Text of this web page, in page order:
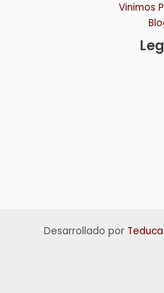
Vinimos
Desarrollado por